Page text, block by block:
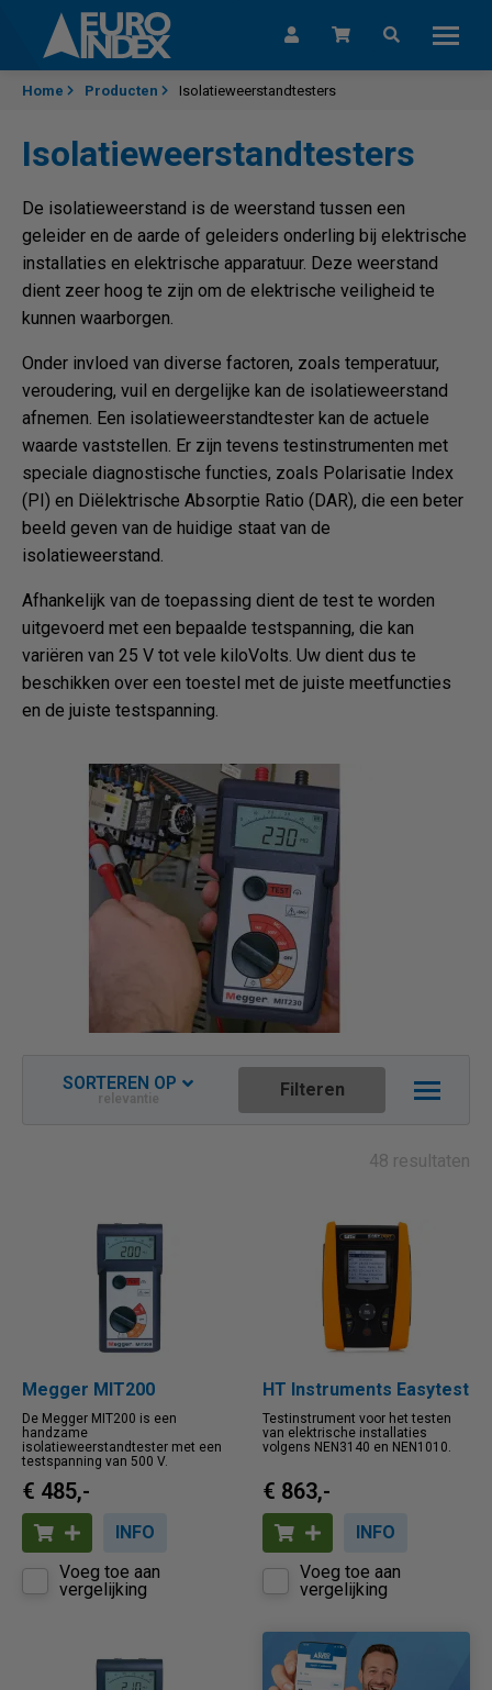
Skip to content
Home Producten Isolatieweerstandtesters
Isolatieweerstandtesters
De isolatieweerstand is de weerstand tussen een
geleider en de aarde of geleiders onderling bij elektrische
installaties en elektrische apparatuur. Deze weerstand
dient zeer hoog te zijn om de elektrische veiligheid te
kunnen waarborgen.
Onder invloed van diverse factoren, zoals temperatuur,
veroudering, vuil en dergelijke kan de isolatieweerstand
afnemen. Een isolatieweerstandtester kan de actuele
waarde vaststellen. Er zijn tevens testinstrumenten met
speciale diagnostische functies, zoals Polarisatie Index
(PI) en Diëlektrische Absorptie Ratio (DAR), die een beter
beeld geven van de huidige staat van de
isolatieweerstand.
Afhankelijk van de toepassing dient de test te worden
uitgevoerd met een bepaalde testspanning, die kan
variëren van 25 V tot vele kiloVolts. Uw dient dus te
beschikken over een toestel met de juiste meetfuncties
en de juiste testspanning.
SORTEREN OP
relevantie
Nieuwste aflopend
Prijs oplopend Prijs aflopend
Filteren
48 resultaten
Megger MIT200
De Megger MIT200 is een
handzame
isolatieweerstandtester met een
testspanning van 500 V.
€ 485,-
INFO
Voeg toe aan
vergelijking
HT Instruments Easytest
Testinstrument voor het testen
van elektrische installaties
volgens NEN3140 en NEN1010.
€ 863,-
INFO
Voeg toe aan
vergelijking